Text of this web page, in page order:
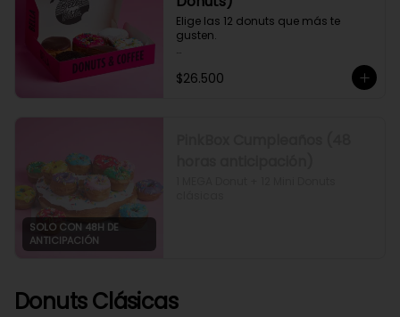
Elige las 12 donuts que más te
gusten.
Si quieres algún sabor que no esté
disponible puedes programar tu
$26.500
SOLO CON 48H DE
ANTICIPACIÓN
Donuts Clásicas